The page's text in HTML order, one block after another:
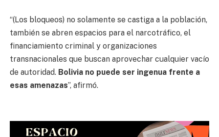
“(Los bloqueos) no solamente se castiga a la población,
también se abren espacios para el narcotráfico, el
financiamiento criminal y organizaciones
transnacionales que buscan aprovechar cualquier vacío
de autoridad. Bolivia no puede ser ingenua frente a
esas amenazas”, afirmó.